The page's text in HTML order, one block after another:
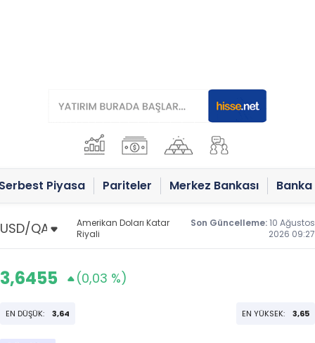
Piyasa Pariteler Merkez Bankası
Amerikan Doları Katar
Riyali
Son Güncelleme:10 Ağustos
2026 09:27
3,6455 (0,03 %)
EN DÜŞÜK: 3,64 EN YÜKSEK: 3,65